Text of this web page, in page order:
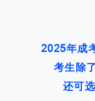
2025年成
考生除
还可